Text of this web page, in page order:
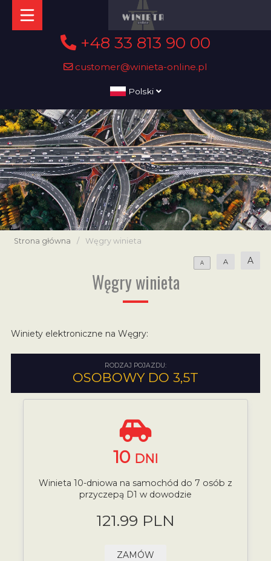
+48 33 813 90 00
customer@winieta-online.pl
Polski
Strona główna / Węgry winieta
A A A
Węgry winieta
Winiety elektroniczne na Węgry:
RODZAJ POJAZDU:
OSOBOWY DO 3,5T
10 DNI
Winieta 10-dniowa na samochód do 7 osób z
przyczepą D1 w dowodzie
121.99 PLN
ZAMÓW